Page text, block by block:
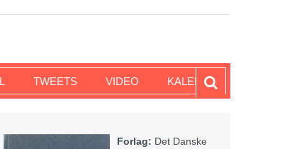
TWEETS VIDEO KALENDER
Forlag: Det Danske